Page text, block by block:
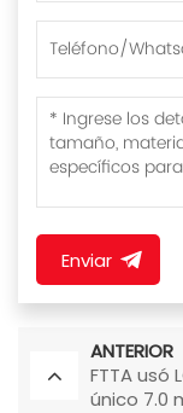
Enviar
ANTERIOR
FTTA usó
único 7.0